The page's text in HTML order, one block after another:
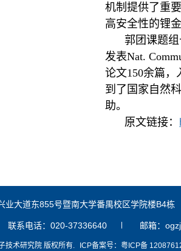
机制提供了重
高安全性的锂
郭团课题
发表Nat.
论文1 50余篇，
到了国家自然
助。
原文链接：
业大道东855号暨南大学番禺校区学院楼B4栋
联系电话：020-37336640 邮箱：
技术研究院 版权所有. ICP备案号：粤ICP备